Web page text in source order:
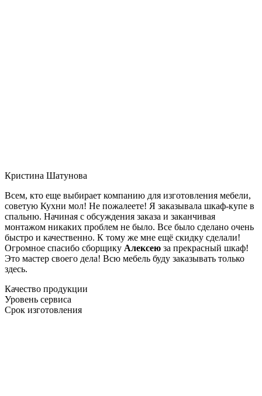
Кристина Шатунова
Всем, кто еще выбирает компанию для изготовления мебели,
советую Кухни мол! Не пожалеете! Я заказывала шкаф-купе в
спальню. Начиная с обсуждения заказа и заканчивая
монтажом никаких проблем не было. Все было сделано очень
быстро и качественно. К тому же мне ещё скидку сделали!
Огромное спасибо сборщику Алексею за прекрасный шкаф!
Это мастер своего дела! Всю мебель буду заказывать только
здесь.
Качество продукции
Уровень сервиса
Срок изготовления